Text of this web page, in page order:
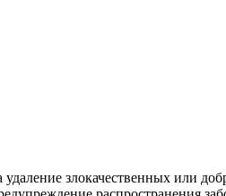
злокачественных или